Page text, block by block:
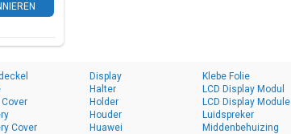
Cover
Display
Halter
Holder
Houder
Huawei
Klebe Folie
LCD Display Modul
LCD Display Module
Luidspreker
Middenbehuizing